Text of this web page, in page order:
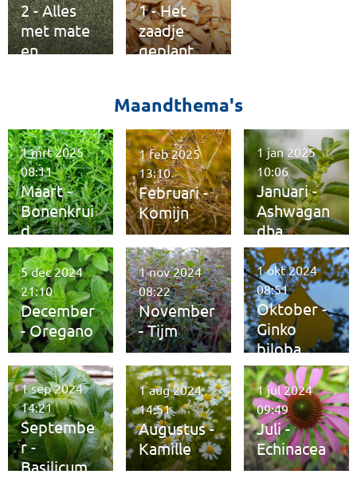
2 - Alles
met mate
en
1 - Het
zaadje
geplant
Maandthema's
Maart -
Bonenkrui
d
1 mrt 2025
08:11
Februari -
Komijn
1 feb 2025
13:10
Januari -
Ashwagan
dha
1 jan 2025
10:06
December
- Oregano
5 dec 2024
21:10
November
- Tijm
1 nov 2024
08:22
Oktober -
Ginko
biloba
1 okt 2024
08:51
Septembe
r -
Basilicum
1 sep 2024
14:21
Augustus -
Kamille
1 aug 2024
14:51
Juli -
Echinacea
1 jul 2024
09:49